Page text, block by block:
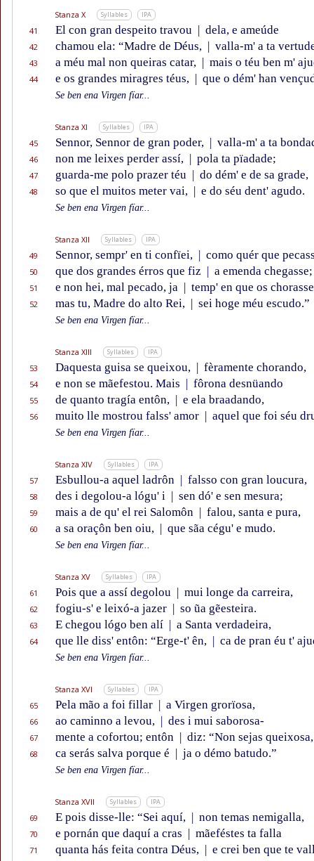
Stanza X Syllables IPA
41 El con gran despeito travou | dela, e ameúde
42 chamou ela: “Madre de Déus, | valla-m' a ta
43 a méu mal non queiras catar, | mais o téu ben m'
44 e os grandes miragres téus, | que o dém' han
Se ben ena Virgen fïar...
Stanza XI Syllables IPA
45 Sennor, Sennor de gran poder, | valla-m' a ta
46 non me leixes perder assí, | pola ta pïadade;
47 guarda-me polo prazer téu | do dém' e de sa grade,
48 so que el muitos meter vai, | e do séu dent' agudo.
Se ben ena Virgen fïar...
Stanza XII Syllables IPA
49 Sennor, sempr' en ti confïei, | como quér que
50 que dos grandes érros que fiz | a emenda chegasse;
51 e non hei, mal pecado, ja | temp' en que os
52 mas tu, Madre do alto Rei, | sei hoge méu escudo.”
Se ben ena Virgen fïar...
Stanza XIII Syllables IPA
53 Daquesta guisa se queixou, | fèramente chorando,
54 e non se mãefestou. Mais | fôrona desnüando
55 de quanto tragía entôn, | e ela braadando,
56 muito lle mostrou falss' amor | aquel que foi séu
Se ben ena Virgen fïar...
Stanza XIV Syllables IPA
57 Esbullou-a aquel ladrôn | falsso con gran loucura,
58 des i degolou-a lógu' i | sen dó' e sen mesura;
59 mais a de qu' el rei Salomôn | falou, santa e pura,
60 a sa oraçôn ben oiu, | que sãa cégu' e mudo.
Se ben ena Virgen fïar...
Stanza XV Syllables IPA
61 Pois que a assí degolou | mui longe da carreira,
62 fogiu-s' e leixó-a jazer | so ũa gẽesteira.
63 E chegou lógo ben alí | a Santa verdadeira,
64 que lle diss' entôn: “Erge-t' ên, | ca de pran éu t'
Se ben ena Virgen fïar...
Stanza XVI Syllables IPA
65 Pela mão a foi fillar | a Virgen grorïosa,
66 ao caminno a levou, | des i mui saborosa-
67 mente a cofortou; entôn | diz: “Non sejas queixosa,
68 ca serás salva porque é | ja o démo batudo.”
Se ben ena Virgen fïar...
Stanza XVII Syllables IPA
69 E pois disse-lle: “Sei aquí, | non temas nemigalla,
70 e pornán que daquí a cras | mãeféstes ta falla
71 quanta hás feita contra Déus, | e crei ben que te